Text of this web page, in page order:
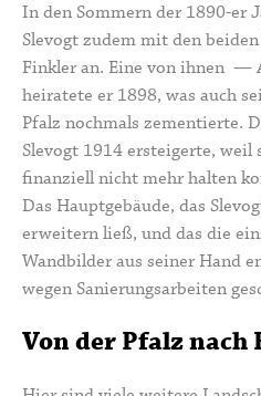
In den Sommern der 1890-er
Slevogt zudem mit den
Finkler an. Eine von ihnen —
heiratete er 1898, was auch
Pfalz nochmals zementierte.
Slevogt 1914 ersteigerte, weil
finanziell nicht mehr halten
Das Hauptgebäude, das
erweitern ließ, und das die
Wandbilder aus seiner Hand
wegen Sanierungsarbeiten
Von der Pfalz nach